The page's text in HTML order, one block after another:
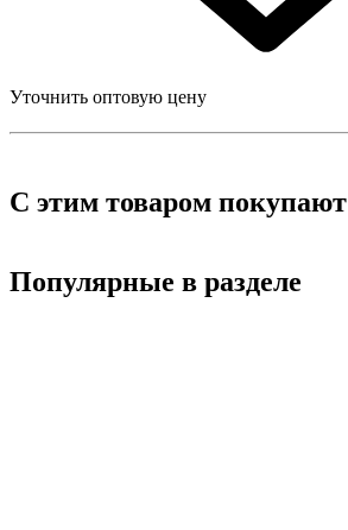
Уточнить оптовую цену
С этим товаром покупают
Популярные в разделе